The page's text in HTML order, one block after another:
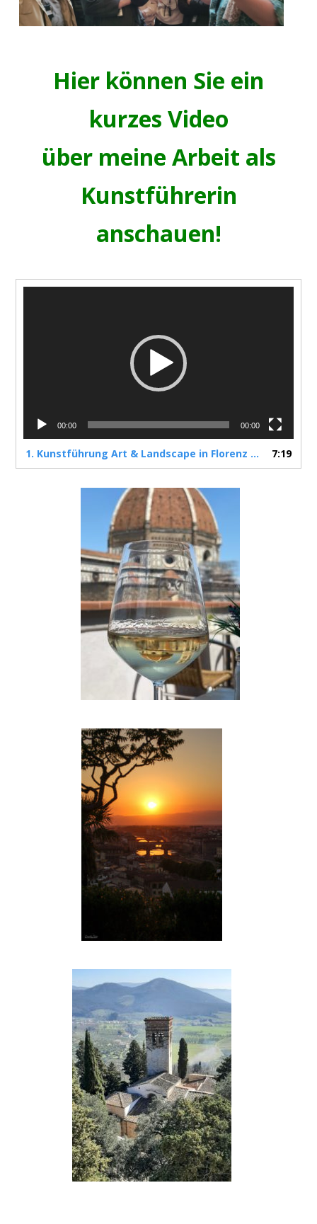
Hier können Sie ein
kurzes Video
über meine Arbeit als
Kunstführerin
anschauen!
r
00:00 00:00
1. Kunstführung Art & Landscape in Florenz und der Toskana 7:19